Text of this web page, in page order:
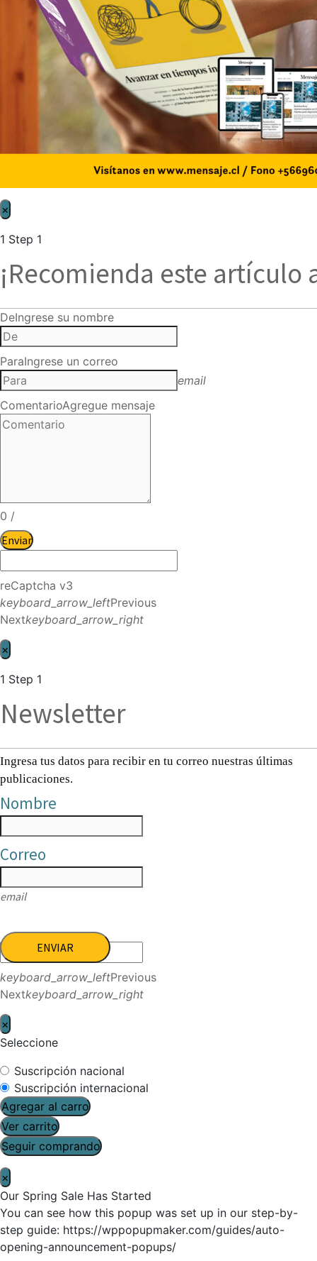
×
1 Step 1
¡Recomienda este artículo
DeIngrese su nombre
ParaIngrese un correo
email
ComentarioAgregue mensaje
0 /
Enviar
reCaptcha v3
keyboard_arrow_leftPrevious
Nextkeyboard_arrow_right
×
1 Step 1
Newsletter
Ingresa tus datos para recibir en tu correo nuestras últimas
publicaciones.
Nombre
Correo
email
ENVIAR
keyboard_arrow_leftPrevious
Nextkeyboard_arrow_right
×
Seleccione
Suscripción nacional
Suscripción internacional
Agregar al carro
Ver carrito
Seguir comprando
×
Our Spring Sale Has Started
You can see how this popup was set up in our step-by-
step guide: https://wppopupmaker.com/guides/auto-
opening-announcement-popups/